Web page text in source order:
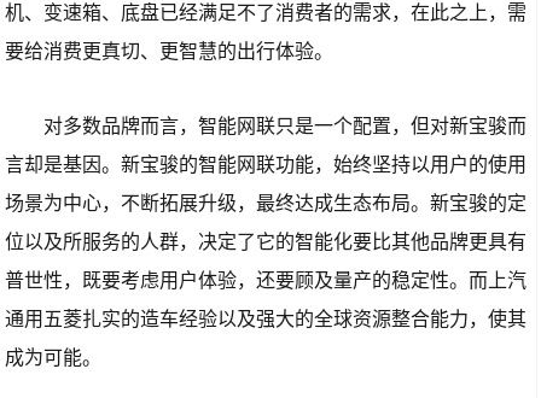
机、变速箱、底盘已经满足不了消费者的需求，在此之上，需
要给消费更真切、更智慧的出行体验。
对多数品牌而言，智能网联只是一个配置，但对新宝骏而
言却是基因。新宝骏的智能网联功能，始终坚持以用户的使用
场景为中心，不断拓展升级，最终达成生态布局。新宝骏的定
位以及所服务的人群，决定了它的智能化要比其他品牌更具有
普世性，既要考虑用户体验，还要顾及量产的稳定性。而上汽
通用五菱扎实的造车经验以及强大的全球资源整合能力，使其
成为可能。